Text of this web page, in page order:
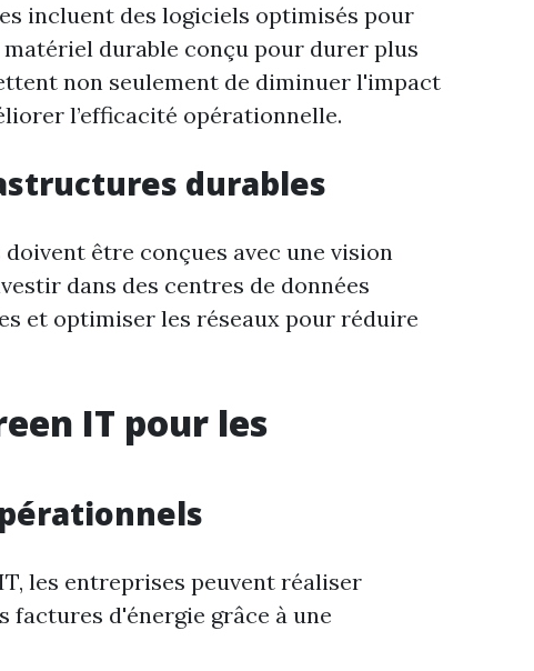
incluent des logiciels optimisés pour
matériel durable conçu pour durer plus
non seulement de diminuer l'impact
l’efficacité opérationnelle.
durables
être conçues avec une vision
dans des centres de données
et optimiser les réseaux pour réduire
IT pour les
les entreprises peuvent réaliser
d'énergie grâce à une